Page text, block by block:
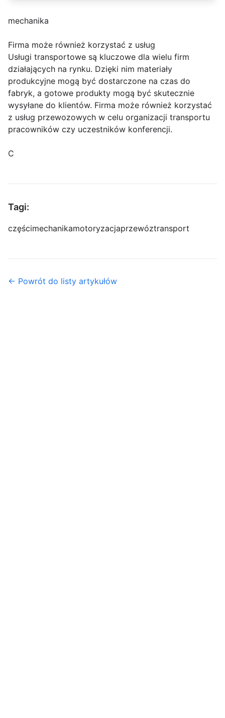
mechanika
Firma może również korzystać z usług
Usługi transportowe są kluczowe dla wielu firm
działających na rynku. Dzięki nim materiały
produkcyjne mogą być dostarczone na czas do
fabryk, a gotowe produkty mogą być skutecznie
wysyłane do klientów. Firma może również korzystać
z usług przewozowych w celu organizacji transportu
pracowników czy uczestników konferencji.
C
Tagi:
częścimechanikamotoryzacjaprzewóztransport
← Powrót do listy artykułów